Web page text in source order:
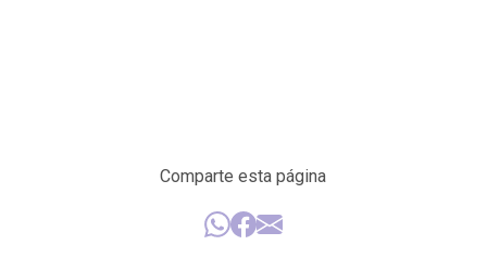
Comparte esta página